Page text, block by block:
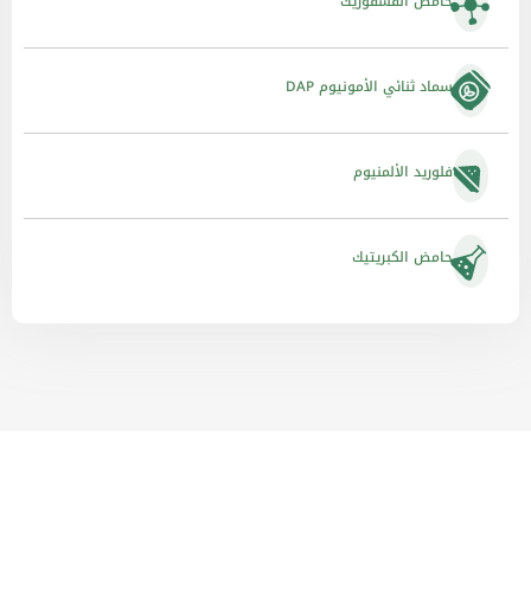
سماد ثنائي الأمونيوم DAP
فلوريد الألمنيوم
حامض الكبريتيك